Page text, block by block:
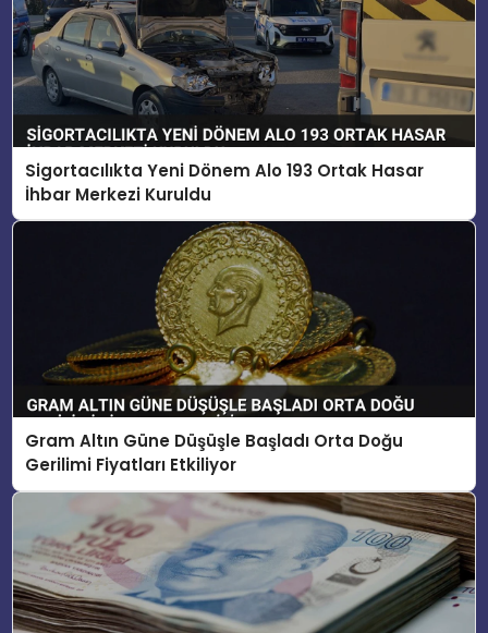
Sigortacılıkta Yeni Dönem Alo 193 Ortak Hasar
İhbar Merkezi Kuruldu
Gram Altın Güne Düşüşle Başladı Orta Doğu
Gerilimi Fiyatları Etkiliyor